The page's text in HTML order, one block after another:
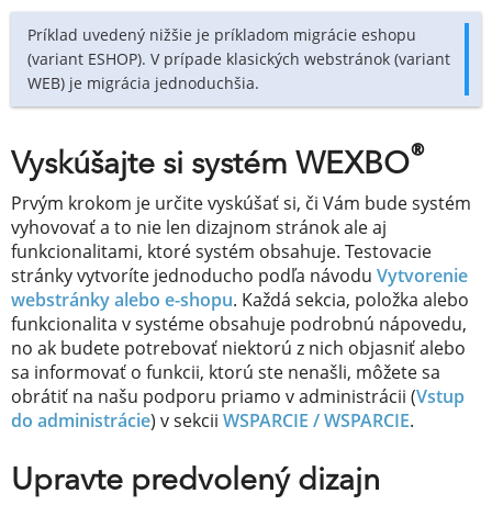
Príklad uvedený nižšie je príkladom migrácie eshopu
(variant ESHOP). V prípade klasických webstránok (variant
WEB) je migrácia jednoduchšia.
Vyskúšajte si systém WEXBO®
Prvým krokom je určite vyskúšať si, či Vám bude systém
vyhovovať a to nie len dizajnom stránok ale aj
funkcionalitami, ktoré systém obsahuje. Testovacie
stránky vytvoríte jednoducho podľa návodu Vytvorenie
webstránky alebo e-shopu. Každá sekcia, položka alebo
funkcionalita v systéme obsahuje podrobnú nápovedu,
no ak budete potrebovať niektorú z nich objasniť alebo
sa informovať o funkcii, ktorú ste nenašli, môžete sa
obrátiť na našu podporu priamo v administrácii (Vstup
do administrácie) v sekcii WSPARCIE / WSPARCIE.
Upravte predvolený dizajn